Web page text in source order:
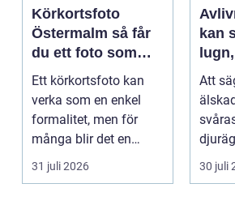
Körkortsfoto
Östermalm så får
du ett foto som
alltid blir godkänt
Ett körkortsfoto kan
verka som en enkel
formalitet, men för
många blir det en
oväntad källa till str...
31 juli 2026
kan
trygg
Att
30 juli